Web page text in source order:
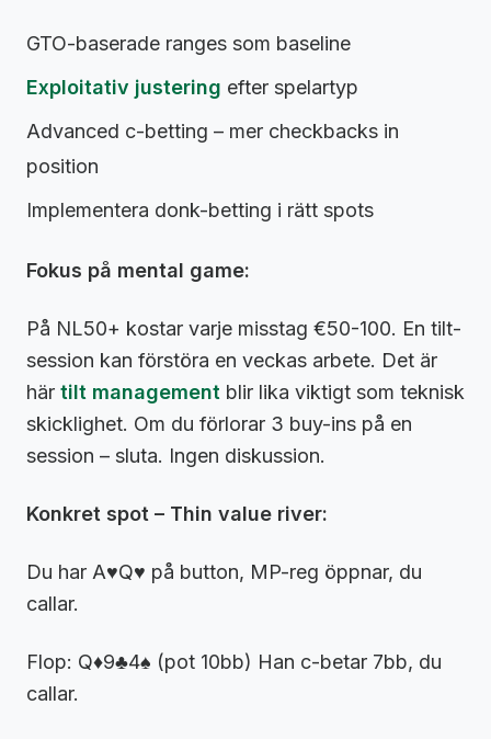
GTO-baserade ranges som baseline
Exploitativ justering efter spelartyp
Advanced c-betting – mer checkbacks in
position
Implementera donk-betting i rätt spots
Fokus på mental game:
På NL50+ kostar varje misstag €50-100. En tilt-
session kan förstöra en veckas arbete. Det är
här tilt management blir lika viktigt som teknisk
skicklighet. Om du förlorar 3 buy-ins på en
session – sluta. Ingen diskussion.
Konkret spot – Thin value river:
Du har A♥Q♥ på button, MP-reg öppnar, du
callar.
Flop: Q♦9♣4♠ (pot 10bb) Han c-betar 7bb, du
callar.